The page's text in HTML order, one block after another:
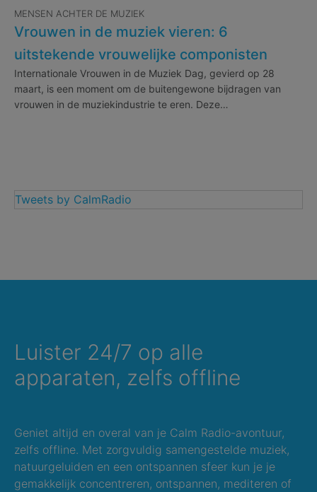
MENSEN ACHTER DE MUZIEK
Vrouwen in de muziek vieren: 6
uitstekende vrouwelijke componisten
Internationale Vrouwen in de Muziek Dag, gevierd op 28
maart, is een moment om de buitengewone bijdragen van
vrouwen in de muziekindustrie te eren. Deze…
Tweets by CalmRadio
Luister 24/7 op alle
apparaten, zelfs offline
Geniet altijd en overal van je Calm Radio-avontuur,
zelfs offline. Met zorgvuldig samengestelde muziek,
natuurgeluiden en een ontspannen sfeer kun je je
gemakkelijk concentreren, ontspannen, mediteren of